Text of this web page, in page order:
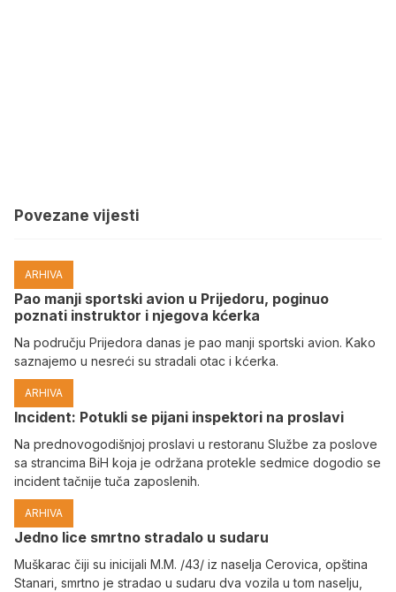
Povezane vijesti
ARHIVA
Pao manji sportski avion u Prijedoru, poginuo
poznati instruktor i njegova kćerka
Na području Prijedora danas je pao manji sportski avion. Kako
saznajemo u nesreći su stradali otac i kćerka.
ARHIVA
Incident: Potukli se pijani inspektori na proslavi
Na prednovogodišnjoj proslavi u restoranu Službe za poslove
sa strancima BiH koja je održana protekle sedmice dogodio se
incident tačnije tuča zaposlenih.
ARHIVA
Јedno lice smrtno stradalo u sudaru
Muškarac čiji su inicijali M.M. /43/ iz naselja Cerovica, opština
Stanari, smrtno je stradao u sudaru dva vozila u tom naselju,